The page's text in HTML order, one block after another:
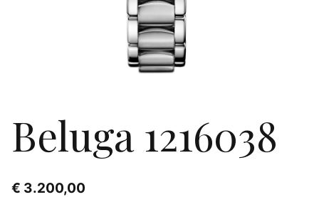
Beluga 1216038
€ 3.200,00